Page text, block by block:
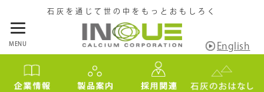
石灰を通じて世の中をもっとおもしろく
English
MENU